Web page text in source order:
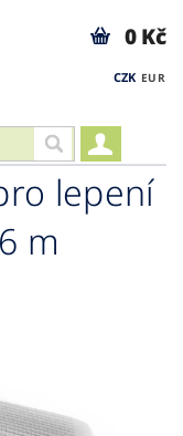
CZK EUR
0 Kč
lepení
m